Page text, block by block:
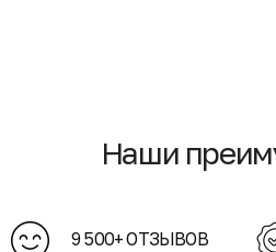
Наши
9 500+ ОТЗЫВОВ